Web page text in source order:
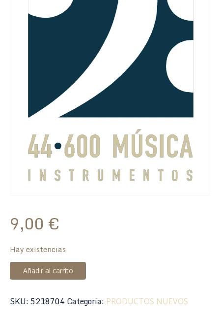
9,00 €
Hay existencias
Funda
Boquilla
Alliance
Añadir al carrito
SKU: 5218704 Categoría: PRODUCTOS NUEVOS